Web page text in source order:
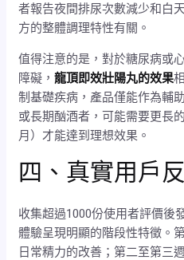
者報告夜間排尿次數減少和白
方的整體調理特性有關。
值得注意的是，對於糖尿病或
障礙，龍頂即效壯陽丸的效果
制基礎疾病，產品僅能作為輔
或長期酗酒者，可能需要更長
月）才能達到理想效果。
四、真實用戶
收集超過1000份使用者評價後
體驗呈現明顯的階段性特徵。
日常精力的改善；第二至第三